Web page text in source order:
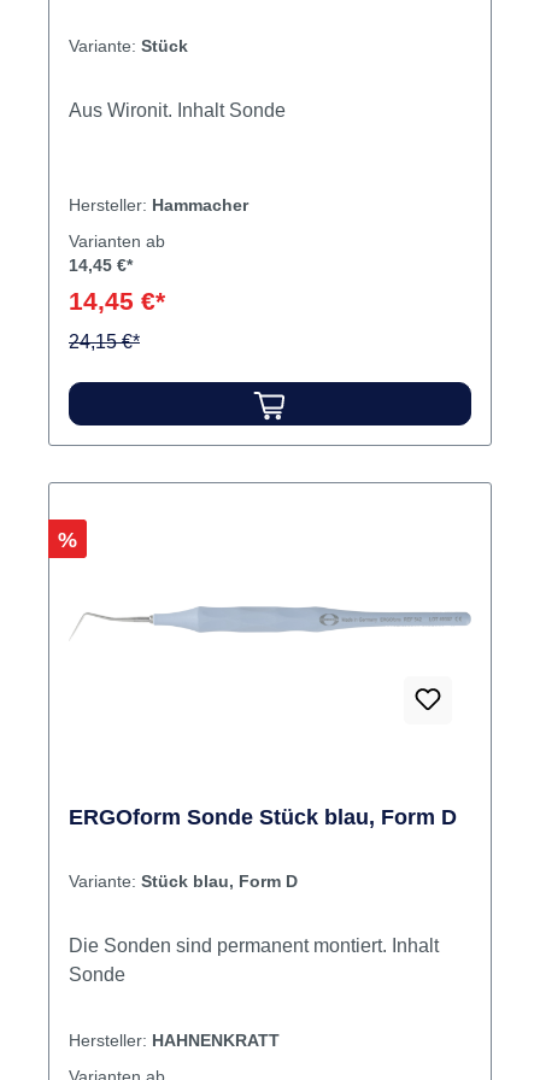
Variante: Stück
Aus Wironit. Inhalt Sonde
Hersteller: Hammacher
Varianten ab
14,45 €*
14,45 €*
24,15 €*
Rabatt
%
ERGOform Sonde Stück blau, Form D
Variante: Stück blau, Form D
Die Sonden sind permanent montiert. Inhalt
Sonde
Hersteller: HAHNENKRATT